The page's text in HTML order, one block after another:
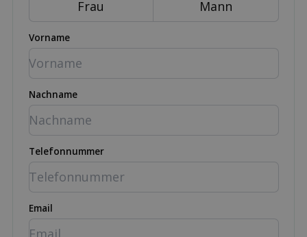
Frau Mann
Vorname
Nachname
Telefonnummer
Email